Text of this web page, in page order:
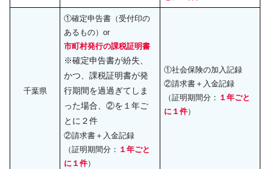
千葉県
①確定申告書（受付印の
あるもの）or
市町村発行の課税証明書
※確定申告書が紛失、
かつ、課税証明書が発
行期間を過過ぎてしま
った場合、②を１年ご
とに２件
②請求書＋入金記録
（証明期間分： １年ごと
に１件）
①社会保険の加入記録
②請求書＋入金記録
（証明期間分： １年ごと
に１件）